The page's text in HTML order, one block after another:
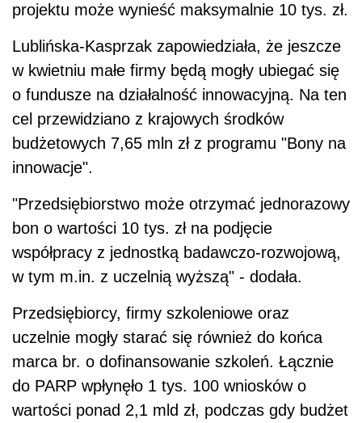
projektu może wynieść maksymalnie 10 tys. zł.
Lublińska-Kasprzak zapowiedziała, że jeszcze
w kwietniu małe firmy będą mogły ubiegać się
o fundusze na działalność innowacyjną. Na ten
cel przewidziano z krajowych środków
budżetowych 7,65 mln zł z programu "Bony na
innowacje".
"Przedsiębiorstwo może otrzymać jednorazowy
bon o wartości 10 tys. zł na podjęcie
współpracy z jednostką badawczo-rozwojową,
w tym m.in. z uczelnią wyższą" - dodała.
Przedsiębiorcy, firmy szkoleniowe oraz
uczelnie mogły starać się również do końca
marca br. o dofinansowanie szkoleń. Łącznie
do PARP wpłynęło 1 tys. 100 wniosków o
wartości ponad 2,1 mld zł, podczas gdy budżet